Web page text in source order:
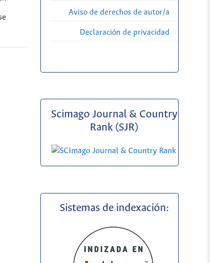
Aviso de derechos de autor/a
Declaración de privacidad
Scimago Journal & Country
Rank (SJR)
Sistemas de indexación: